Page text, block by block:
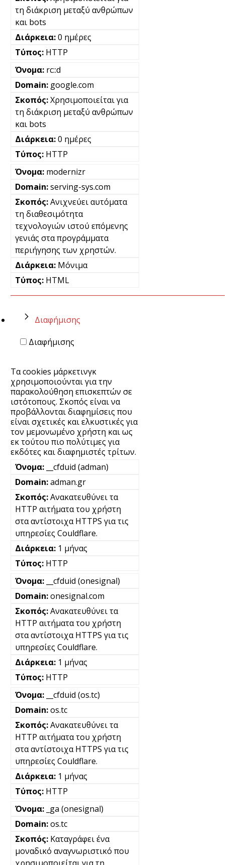
τη διάκριση μεταξύ ανθρώπων
και bots
0 ημέρες
HTTP
rc::d
google.com
Χρησιμοποιείται για
τη διάκριση μεταξύ ανθρώπων
και bots
0 ημέρες
HTTP
modernizr
serving-sys.com
Ανιχνεύει αυτόματα
τη διαθεσιμότητα
τεχνολογιών ιστού επόμενης
γενιάς στα προγράμματα
περιήγησης των χρηστών.
Μόνιμα
HTML
Διαφήμισης
Διαφήμισης
Τα cookies μάρκετινγκ
χρησιμοποιούνται για την
παρακολούθηση επισκεπτών σε
ιστότοπους. Σκοπός είναι να
προβάλλονται διαφημίσεις που
είναι σχετικές και ελκυστικές για
τον μεμονωμένο χρήστη και ως
εκ τούτου πιο πολύτιμες για
εκδότες και διαφημιστές τρίτων.
__cfduid (adman)
adman.gr
Ανακατευθύνει τα
HTTP αιτήματα του χρήστη
στα αντίστοιχα HTTPS για τις
υπηρεσίες Couldflare.
1 μήνας
HTTP
__cfduid (onesignal)
onesignal.com
Ανακατευθύνει τα
HTTP αιτήματα του χρήστη
στα αντίστοιχα HTTPS για τις
υπηρεσίες Couldflare.
1 μήνας
HTTP
__cfduid (os.tc)
os.tc
Ανακατευθύνει τα
HTTP αιτήματα του χρήστη
στα αντίστοιχα HTTPS για τις
υπηρεσίες Couldflare.
1 μήνας
HTTP
_ga (onesignal)
os.tc
Καταγράφει ένα
μοναδικό αναγνωριστικό που